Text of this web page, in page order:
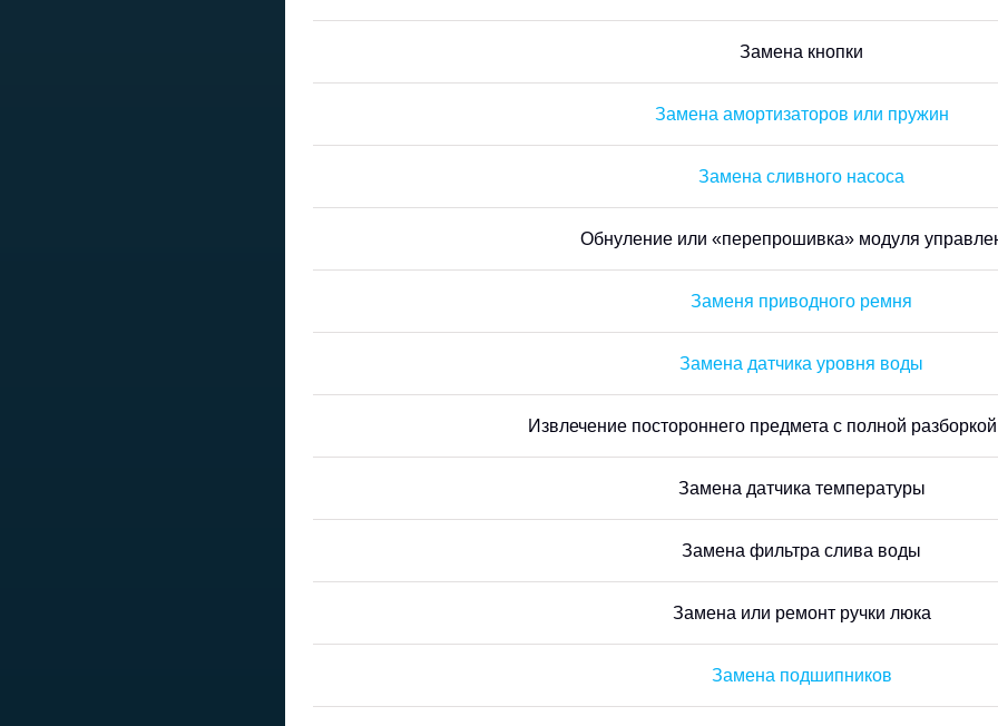
Замена кнопки
Замена амортизаторов или пружин
Замена сливного насоса
Обнуление или «перепрошивка» модуля
Заменя приводного ремня
Замена датчика уровня воды
Извлечение постороннего предмета с полной
Замена датчика температуры
Замена фильтра слива воды
Замена или ремонт ручки люка
Замена подшипников